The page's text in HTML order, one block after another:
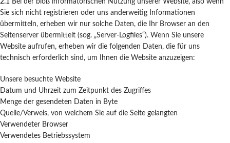
2.1 Bei der bloß informatorischen Nutzung unserer Website, also wenn
Sie sich nicht registrieren oder uns anderweitig Informationen
übermitteln, erheben wir nur solche Daten, die Ihr Browser an den
Seitenserver übermittelt (sog. „Server-Logfiles“). Wenn Sie unsere
Website aufrufen, erheben wir die folgenden Daten, die für uns
technisch erforderlich sind, um Ihnen die Website anzuzeigen:
Unsere besuchte Website
Datum und Uhrzeit zum Zeitpunkt des Zugriffes
Menge der gesendeten Daten in Byte
Quelle/Verweis, von welchem Sie auf die Seite gelangten
Verwendeter Browser
Verwendetes Betriebssystem